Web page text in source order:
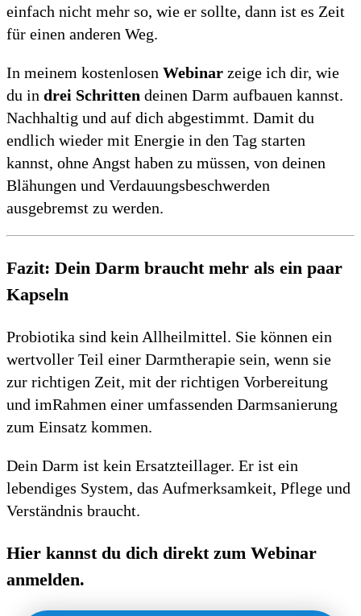
einfach nicht mehr so, wie er sollte, dann ist es Zeit
für einen anderen Weg.
In meinem kostenlosen Webinar zeige ich dir, wie
du in drei Schritten deinen Darm aufbauen kannst.
Nachhaltig und auf dich abgestimmt. Damit du
endlich wieder mit Energie in den Tag starten
kannst, ohne Angst haben zu müssen, von deinen
Blähungen und Verdauungsbeschwerden
ausgebremst zu werden.
Fazit: Dein Darm braucht mehr als ein paar
Kapseln
Probiotika sind kein Allheilmittel. Sie können ein
wertvoller Teil einer Darmtherapie sein, wenn sie
zur richtigen Zeit, mit der richtigen Vorbereitung
und imRahmen einer umfassenden Darmsanierung
zum Einsatz kommen.
Dein Darm ist kein Ersatzteillager. Er ist ein
lebendiges System, das Aufmerksamkeit, Pflege und
Verständnis braucht.
Hier kannst du dich direkt zum Webinar
anmelden.